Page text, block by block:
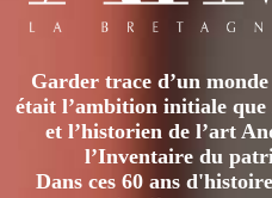
sur
la
Garder trace d’un
était l’ambition initiale
et l’historien de l’art
l’Inventaire du
Dans ces 60 ans